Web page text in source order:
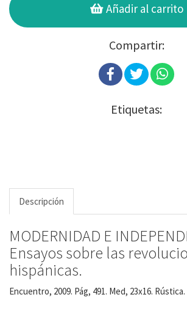
Añadir al carrito
Compartir:
Etiquetas:
Descripción
MODERNIDAD E
Ensayos sobre las
hispánicas.
Encuentro, 2009. Pág, 491. Med, 23x16.